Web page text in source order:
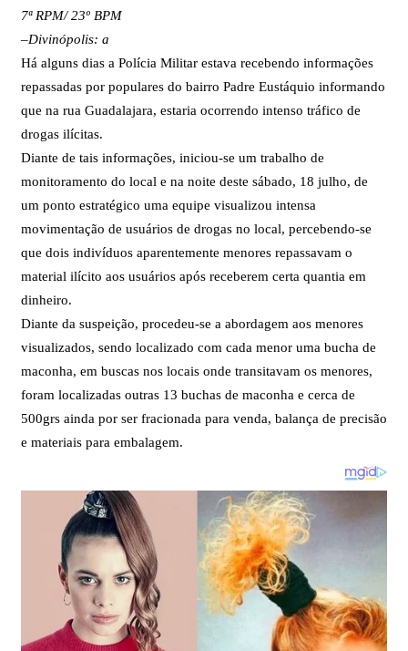
7ª RPM/ 23º BPM
–Divinópolis: a
Há alguns dias a Polícia Militar estava recebendo informações
repassadas por populares do bairro Padre Eustáquio informando
que na rua Guadalajara, estaria ocorrendo intenso tráfico de
drogas ilícitas.
Diante de tais informações, iniciou-se um trabalho de
monitoramento do local e na noite deste sábado, 18 julho, de
um ponto estratégico uma equipe visualizou intensa
movimentação de usuários de drogas no local, percebendo-se
que dois indivíduos aparentemente menores repassavam o
material ilícito aos usuários após receberem certa quantia em
dinheiro.
Diante da suspeição, procedeu-se a abordagem aos menores
visualizados, sendo localizado com cada menor uma bucha de
maconha, em buscas nos locais onde transitavam os menores,
foram localizadas outras 13 buchas de maconha e cerca de
500grs ainda por ser fracionada para venda, balança de precisão
e materiais para embalagem.